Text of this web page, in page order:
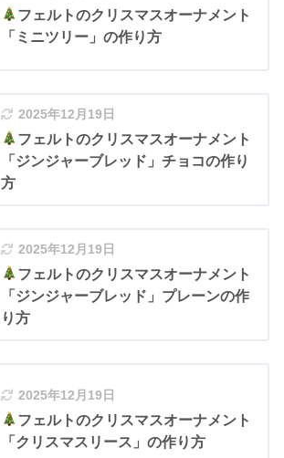
フェルトのクリスマスオーナメント
「ミニツリー」の作り方
2025年12月19日
フェルトのクリスマスオーナメント
「ジンジャーブレッド」チョコの作り
方
2025年12月19日
フェルトのクリスマスオーナメント
「ジンジャーブレッド」プレーンの作
り方
2025年12月19日
フェルトのクリスマスオーナメント
「クリスマスリース」の作り方